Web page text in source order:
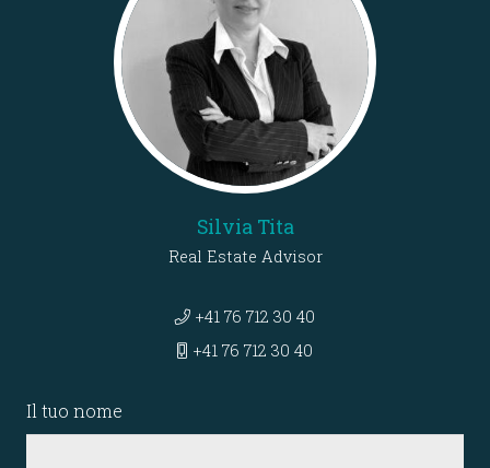
Silvia Tita
Real Estate Advisor
+41 76 712 30 40
+41 76 712 30 40
Il tuo nome